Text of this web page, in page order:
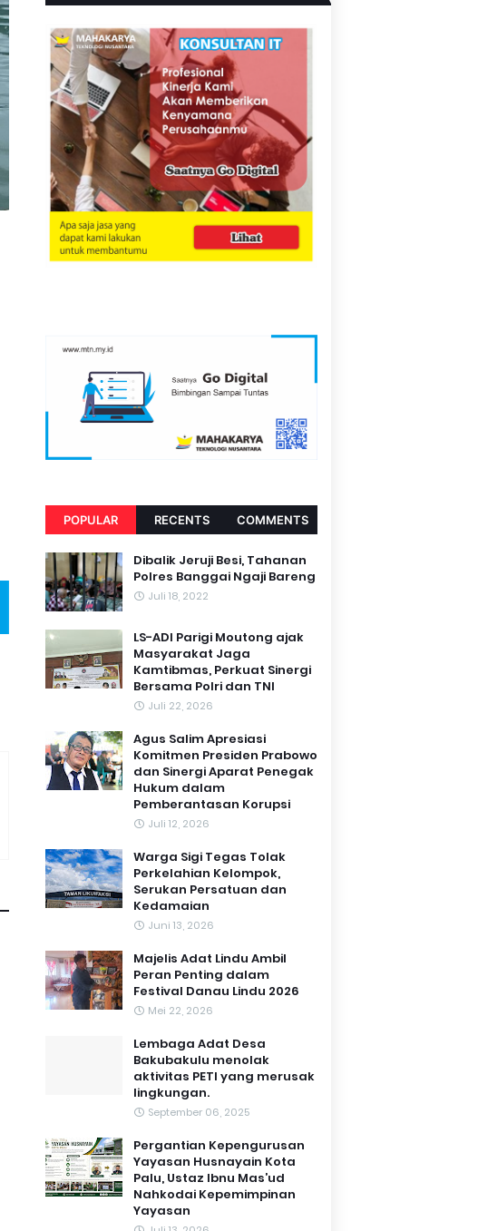
POPULAR RECENTS COMMENTS
Dibalik Jeruji Besi, Tahanan
Polres Banggai Ngaji Bareng
Juli 18, 2022
LS-ADI Parigi Moutong ajak
Masyarakat Jaga
Kamtibmas, Perkuat Sinergi
Bersama Polri dan TNI
Juli 22, 2026
Agus Salim Apresiasi
Komitmen Presiden Prabowo
dan Sinergi Aparat Penegak
Hukum dalam
Pemberantasan Korupsi
Juli 12, 2026
Warga Sigi Tegas Tolak
Perkelahian Kelompok,
Serukan Persatuan dan
Kedamaian
Juni 13, 2026
Majelis Adat Lindu Ambil
Peran Penting dalam
Festival Danau Lindu 2026
Mei 22, 2026
Lembaga Adat Desa
Bakubakulu menolak
aktivitas PETI yang merusak
lingkungan.
September 06, 2025
Pergantian Kepengurusan
Yayasan Husnayain Kota
Palu, Ustaz Ibnu Mas’ud
Nahkodai Kepemimpinan
Yayasan